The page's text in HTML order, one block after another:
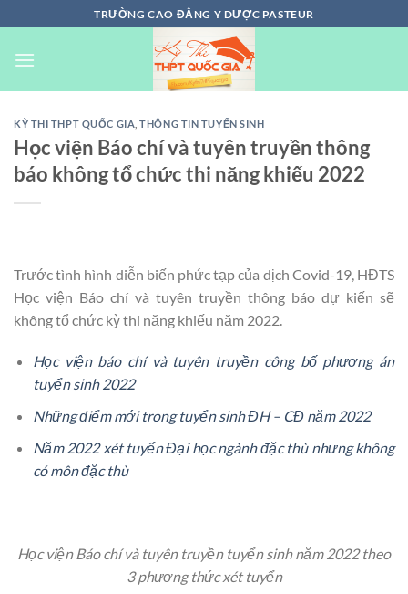
đến
nội
TRƯỜNG CAO ĐẲNG Y DƯỢC PASTEUR
KỲ THI THPT QUỐC GIA ,THÔNG TIN TUYỂN SINH
Học viện Báo chí và tuyên truyền thông
báo không tổ chức thi năng khiếu 2022
Trước tình hình diễn biến phức tạp của dịch Covid-19, HĐTS
Học viện Báo chí và tuyên truyền thông báo dự kiến sẽ
không tổ chức kỳ thi năng khiếu năm 2022.
Học viện báo chí và tuyên truyền công bố phương án
tuyển sinh 2022
Những điểm mới trong tuyển sinh ĐH – CĐ năm 2022
Năm 2022 xét tuyển Đại học ngành đặc thù nhưng không
có môn đặc thù
Học viện Báo chí và tuyên truyền tuyển sinh năm 2022 theo
3 phương thức xét tuyển